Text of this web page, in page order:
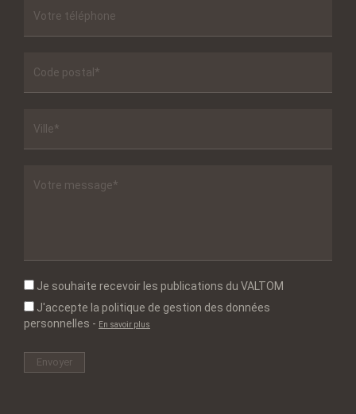
Je souhaite recevoir les publications du VALTOM
J'accepte la politique de gestion des données
personnelles - En savoir plus